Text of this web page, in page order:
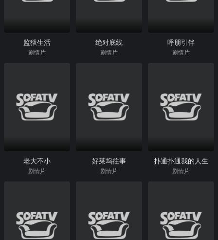
监狱生活
剧情片
绝对底线
剧情片
呼朋引伴
剧情片
老大不小
剧情片
好莱坞往事
剧情片
扑通扑通我的人生
剧情片